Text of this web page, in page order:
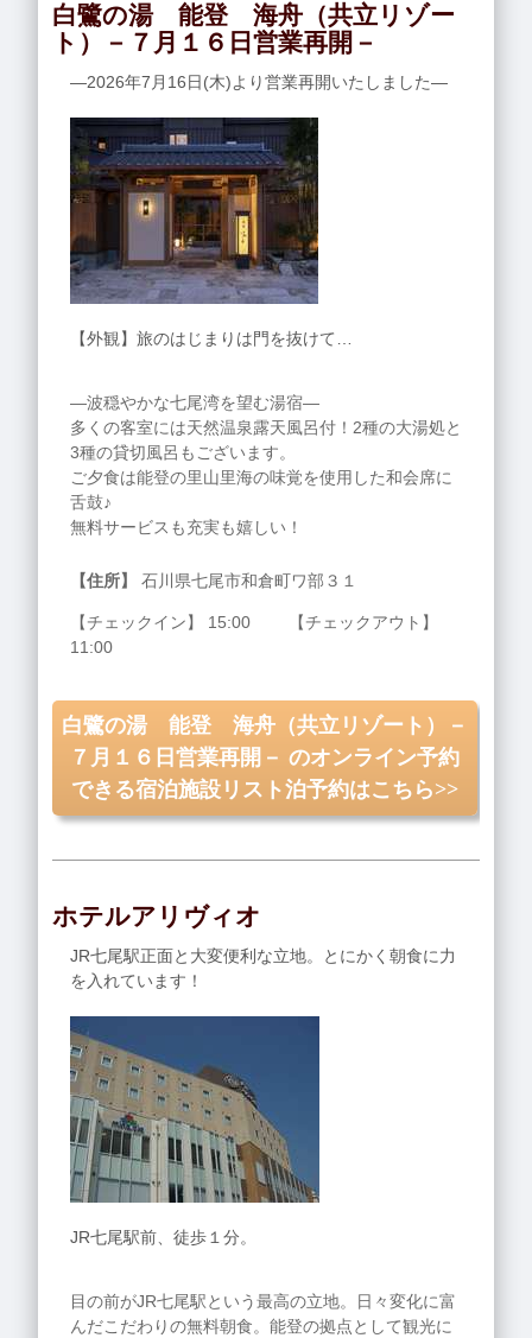
白鷺の湯 能登 海舟（共立リゾー
ト）－７月１６日営業再開－
―2026年7月16日(木)より営業再開いたしました―
【外観】旅のはじまりは門を抜けて…
―波穏やかな七尾湾を望む湯宿―
多くの客室には天然温泉露天風呂付！2種の大湯処と
3種の貸切風呂もございます。
ご夕食は能登の里山里海の味覚を使用した和会席に
舌鼓♪
無料サービスも充実も嬉しい！
【住所】 石川県七尾市和倉町ワ部３１
【チェックイン】 15:00 【チェックアウト】
11:00
白鷺の湯 能登 海舟（共立リゾート）－
７月１６日営業再開－ のオンライン予約
できる宿泊施設リスト泊予約はこちら>>
ホテルアリヴィオ
JR七尾駅正面と大変便利な立地。とにかく朝食に力
を入れています！
JR七尾駅前、徒歩１分。
目の前がJR七尾駅という最高の立地。日々変化に富
んだこだわりの無料朝食。能登の拠点として観光に